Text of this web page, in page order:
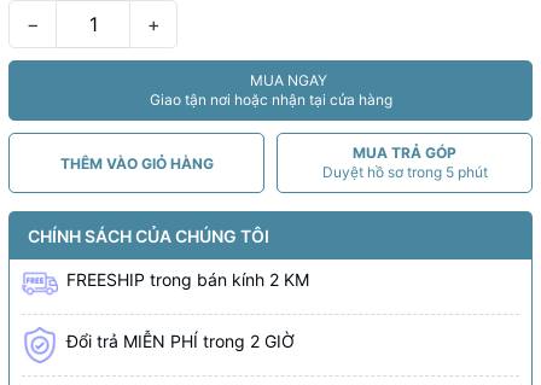
− +
MUA NGAY
Giao tận nơi hoặc nhận tại cửa hàng
THÊM VÀO GIỎ HÀNG
MUA TRẢ GÓP
Duyệt hồ sơ trong 5 phút
CHÍNH SÁCH CỦA CHÚNG TÔI
FREESHIP trong bán kính 2 KM
Đổi trả MIỄN PHÍ trong 2 GIỜ